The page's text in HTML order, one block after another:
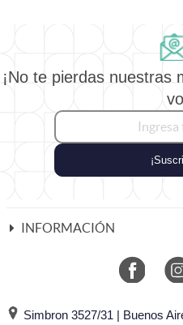
¡No te pierdas nuestras
INFORMACIÓN
Simbron 3527/31 | Buenos